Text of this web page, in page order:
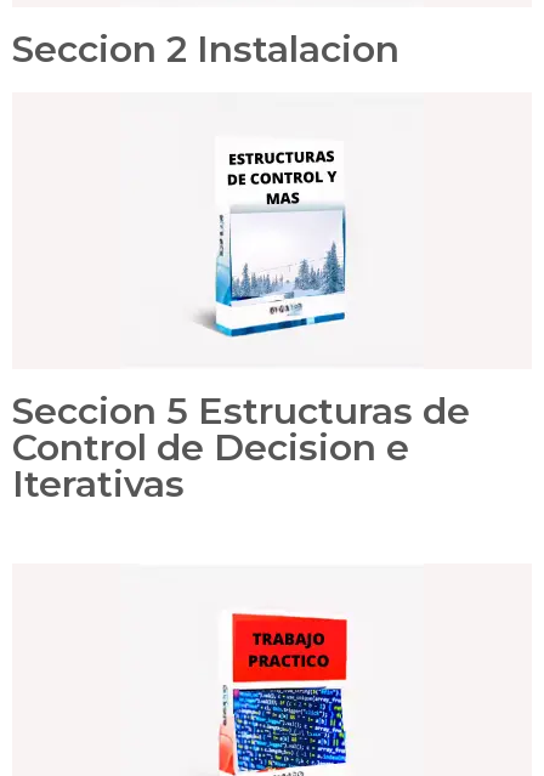
Seccion 2 Instalacion
Seccion 5 Estructuras de
Control de Decision e
Iterativas